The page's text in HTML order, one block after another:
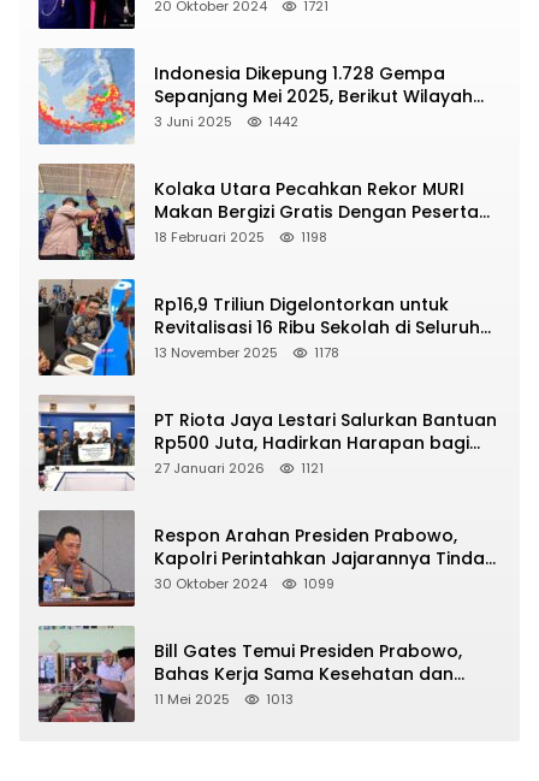
20 Oktober 2024 1721
Indonesia Dikepung 1.728 Gempa
Sepanjang Mei 2025, Berikut Wilayah
Yang Intens Diguncang!
3 Juni 2025 1442
Kolaka Utara Pecahkan Rekor MURI
Makan Bergizi Gratis Dengan Peserta
Terbanyak
18 Februari 2025 1198
Rp16,9 Triliun Digelontorkan untuk
Revitalisasi 16 Ribu Sekolah di Seluruh
Indonesia
13 November 2025 1178
PT Riota Jaya Lestari Salurkan Bantuan
Rp500 Juta, Hadirkan Harapan bagi
Korban Bencana di Sumatera
27 Januari 2026 1121
Respon Arahan Presiden Prabowo,
Kapolri Perintahkan Jajarannya Tindak
Tegas Pelaku Judi Online
30 Oktober 2024 1099
Bill Gates Temui Presiden Prabowo,
Bahas Kerja Sama Kesehatan dan
Program Makan Bergizi Gratis
11 Mei 2025 1013